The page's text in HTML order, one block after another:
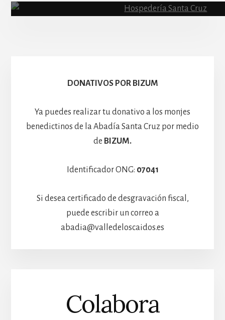
Hospedería
DONATIVOS POR BIZUM
Ya puedes realizar tu donativo a los monjes
benedictinos de la Abadía Santa Cruz por medio
de BIZUM.
Identificador ONG: 07041
Si desea certificado de desgravación fiscal,
puede escribir un correo a
abadia@valledeloscaidos.es
Colabora